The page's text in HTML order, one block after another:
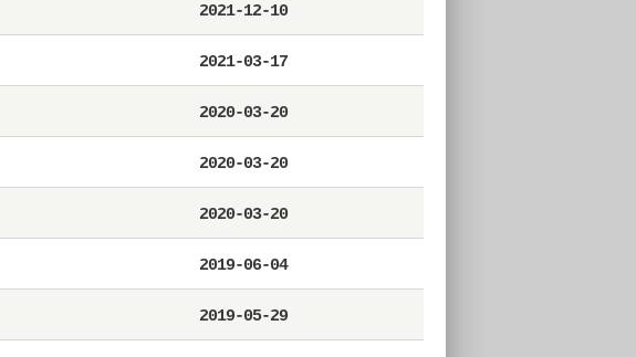
2021-12-10
2021-03-17
2020-03-20
2020-03-20
2020-03-20
2019-06-04
2019-05-29